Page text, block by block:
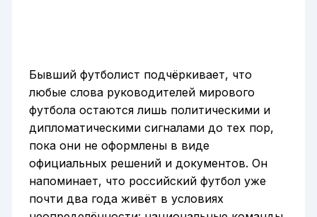
Бывший футболист подчёркивает, что
любые слова руководителей мирового
футбола остаются лишь политическими и
дипломатическими сигналами до тех пор,
пока они не оформлены в виде
официальных решений и документов. Он
напоминает, что российский футбол уже
почти два года живёт в условиях